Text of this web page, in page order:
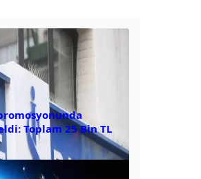
Toplam 25 Bin TL